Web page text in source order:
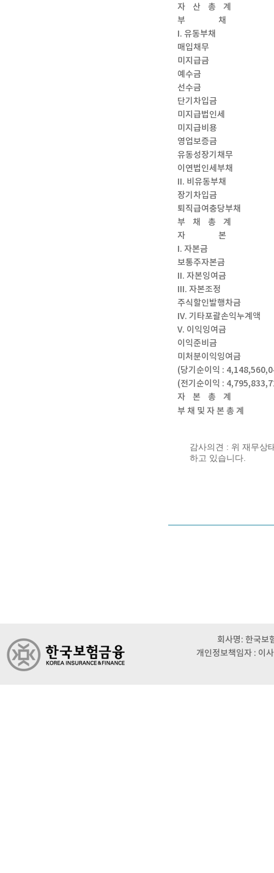
자 산 총 계
부 채
I. 유동부채
매입채무
미지급금
예수금
선수금
단기차입금
미지급법인세
미지급비용
영업보증금
유동성장기채무
이연법인세부채
II. 비유동부채
장기차입금
퇴직급여충당부채
부 채 총 계
자 본
I. 자본금
보통주자본금
II. 자본잉여금
III. 자본조정
주식할인발행차금
IV. 기타포괄손익누계액
V. 이익잉여금
이익준비금
미처분이익잉여금
(당기순이익 :
(전기순이익 :
자 본 총 계
부 채 및 자 본 총 계
감사의견 : 위 재무상
하고 있습니다.
회사명: 한국보
개인정보책임자 :